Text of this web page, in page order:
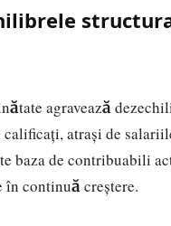
agravează
atrași de
baza de contribuabili
în continuă creștere.